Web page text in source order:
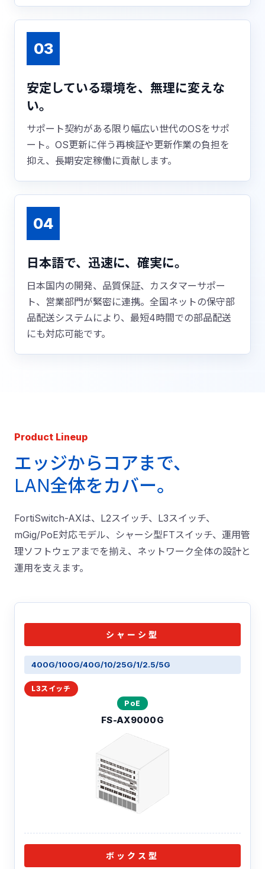
03
安定している環境を、無理に変えな
い。
サポート契約がある限り幅広い世代のOSをサポ
ート。OS更新に伴う再検証や更新作業の負担を
抑え、長期安定稼働に貢献します。
04
日本語で、迅速に、確実に。
日本国内の開発、品質保証、カスタマーサポー
ト、営業部門が緊密に連携。全国ネットの保守部
品配送システムにより、最短4時間での部品配送
にも対応可能です。
Product Lineup
エッジからコアまで、
LAN全体をカバー。
FortiSwitch-AXは、L2スイッチ、L3スイッチ、
mGig/PoE対応モデル、シャーシ型FTスイッチ、運用管
理ソフトウェアまでを揃え、ネットワーク全体の設計と
運用を支えます。
シャーシ型
400G/100G/40G/10/25G/1/2.5/5G
PoE
FS-AX9000G
ボックス型